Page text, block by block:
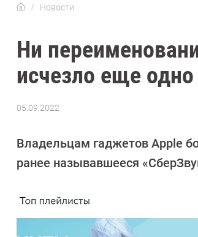
Новости
Ни
исчезло еще
05.09.2022
Кошик
Владельцам гаджетов Apple
ранее называвшееся